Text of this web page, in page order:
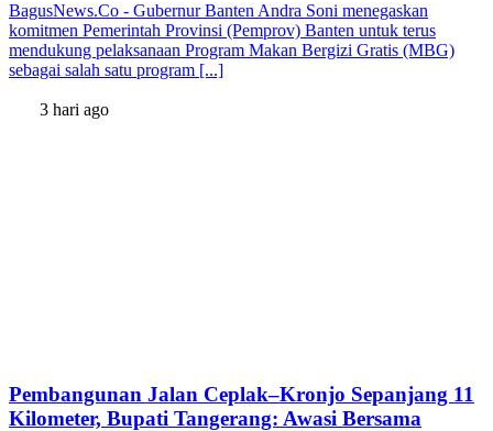
BagusNews.Co - Gubernur Banten Andra Soni menegaskan
komitmen Pemerintah Provinsi (Pemprov) Banten untuk terus
mendukung pelaksanaan Program Makan Bergizi Gratis (MBG)
sebagai salah satu program [...]
3 hari ago
Pembangunan Jalan Ceplak–Kronjo Sepanjang 11
Kilometer, Bupati Tangerang: Awasi Bersama